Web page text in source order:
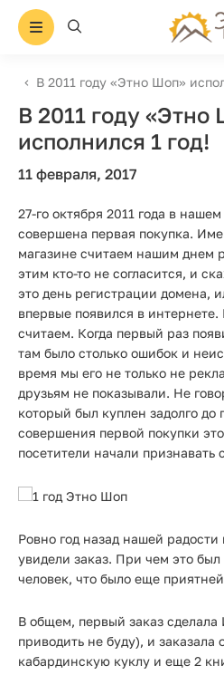
В 2011 году «Этно Шоп»
В 2011 году «Этно
исполнился 1 год!
11 февраля, 2017
27-го октября 2011 года в
совершена первая покупка.
магазине считаем нашим днем
этим кто-то не согласится, и
это день регистрации домена,
впервые появился в
считаем. Когда первый раз
там было столько ошибок и
время мы его не только не
друзьям не показывали. Не
который был куплен задолго
совершения первой покупки
посетители начали признавать
Ровно год назад нашей радости
увидели заказ. При чем это
человек, что было еще
В общем, первый заказ
приводить не буду), и
кабардинскую куклу и еще 2